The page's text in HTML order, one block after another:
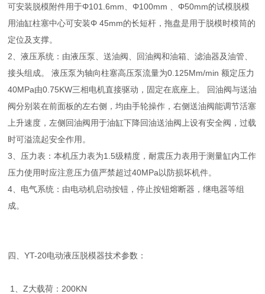
可安装脱模附件用于Φ101.6mm、Φ100mm 、Φ50mm的试模脱模
用油缸柱塞中心可安装Φ 45mm的长短杆，拖盘是用于脱模时模筒的
定位及支撑。
2、液压系统：由液压泵、送油阀、回油阀和油箱、滤油器及油管、
接头组成。 液压泵为轴向柱塞高压泵流量为0.125Mm/min 额定压力
40MPa由0.75KW三相电机直接驱动，固定在底座上。 回油阀与送油
阀分别装在前面板的左右侧，均由手轮操作，右侧送油阀能调节活塞
上升速度，左侧回油阀用于油缸下降回油送油阀上设有安全阀，过载
时可溢流起安全作用。
3、压力表：本机压力表为1.5级精度，耐震压力表用于测量缸内工作
压力使用时应注意压力值严禁超过40MPa以防损坏机件。
4、电气系统：由电动机启动按钮，停止按钮熔断器，继电器等组
成。
四、YT-20电动液压脱模器技术参数：
1、Z大载荷：200KN